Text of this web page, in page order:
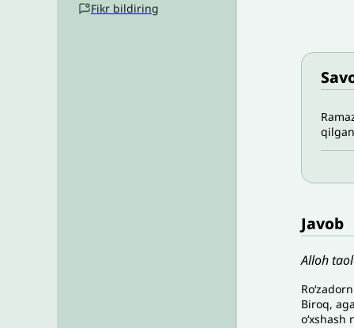
Fikr bildiring
Javob
Alloh
Biroq,